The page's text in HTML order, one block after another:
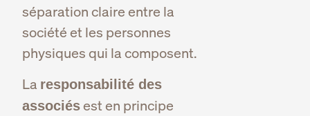
séparation claire entre la
société et les personnes
physiques qui la composent.
La responsabilité des
associésest en principe